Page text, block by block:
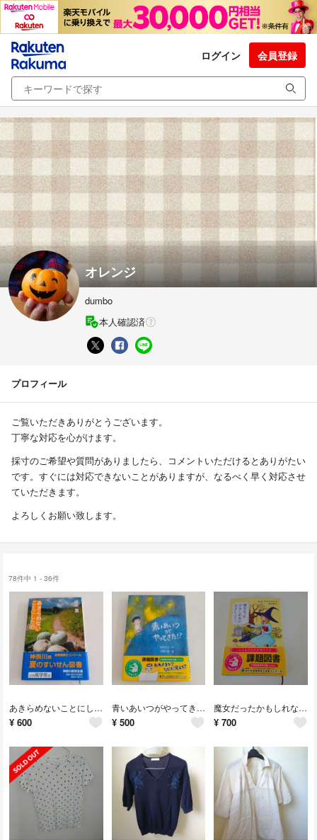
ログイン 会員登録
オレンジ
dumbo
本人確認済
プロフィール
ご覧いただきありがとうございます。
丁寧な対応を心がけます。
採寸のご希望や質問がありましたら、コメントいただけるとありがたい
です。すぐには対応できないことがありますが、なるべく早く対応させ
ていただきます。
よろしくお願い致します。
78件中 1 - 36件
あきらめないことにしたの
¥ 600
青いあいつがやってきた！？
¥ 500
魔女だったかもしれないわたし
¥ 700